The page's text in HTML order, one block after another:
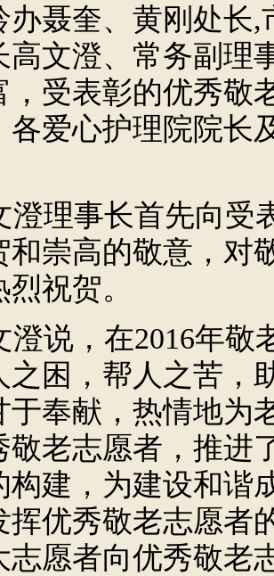
办聂奎、黄刚处长
高文澄、常务副理
，受表彰的优秀敬
各爱心护理院院长
理事长首先向受
和崇高的敬意，对
祝贺。
说，在2016年敬
之困，帮人之苦，
于奉献，热情地为
敬老志愿者，推进
构建，为建设和谐
挥优秀敬老志愿者
志愿者向优秀敬老